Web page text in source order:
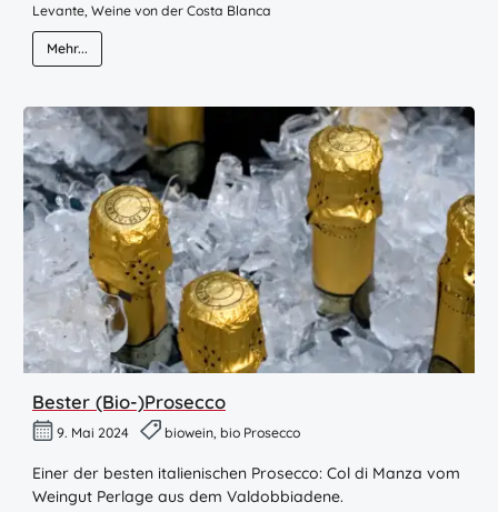
Levante, Weine von der Costa Blanca
Mehr...
Bester (Bio-)Prosecco
9. Mai 2024 biowein, bio Prosecco
Einer der besten italienischen Prosecco: Col di Manza vom
Weingut Perlage aus dem Valdobbiadene.